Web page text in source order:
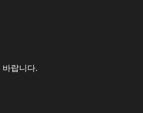
랍니다.